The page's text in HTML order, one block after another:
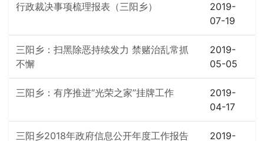
行政裁决事项梳理报表（三阳乡）
2019-
07-19
三阳乡：扫黑除恶持续发力 禁赌治乱常抓
不懈
2019-
05-05
三阳乡：有序推进“光荣之家”挂牌工作
2019-
04-17
三阳乡2018年政府信息公开年度工作报告
2019-